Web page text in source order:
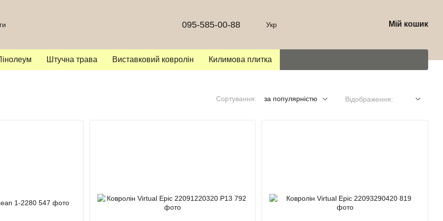
095-585-00-88 Укр Мій кошик
Штучна трава Виставковий ковролін Килимова плитка
Сортування: за популярністю Відображення: